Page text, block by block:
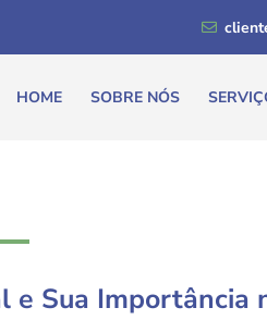
HOME SOBRE NÓS
e Sua Importância